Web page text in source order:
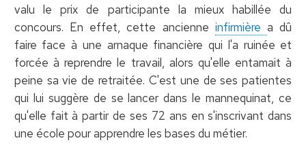
valu le prix de participante la mieux habillée du
concours. En effet, cette ancienne infirmièrea dû
faire face à une arnaque financière qui l'a ruinée et
forcée à reprendre le travail, alors qu'elle entamait à
peine sa vie de retraitée. C'est une de ses patientes
qui lui suggère de se lancer dans le mannequinat, ce
qu'elle fait à partir de ses 72 ans en s'inscrivant dans
une école pour apprendre les bases du métier.